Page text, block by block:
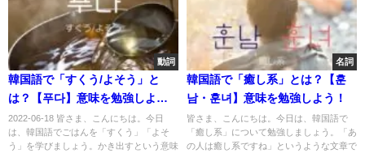
動詞
韓国語で「すくう/よそう」と
は？【푸다】意味を勉強しよ
う！
2022-06-18 皆さま、こんにちは。今日
は、韓国語でごはんを「すくう」「よそ
う」を学びましょう。かき出すという意味
名詞
韓国語で「癒し系」とは？【훈
남・훈녀】意味を勉強しよう！
皆さま、こんにちは。今日は、韓国語で
「癒し系」について勉強しましょう。「あ
の人は癒し系ですね」というような文章で